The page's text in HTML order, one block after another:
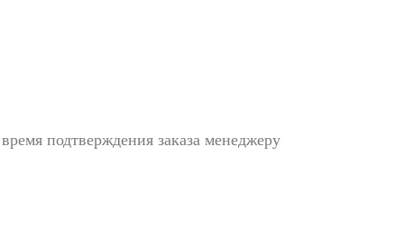
подтверждения заказа менеджеру